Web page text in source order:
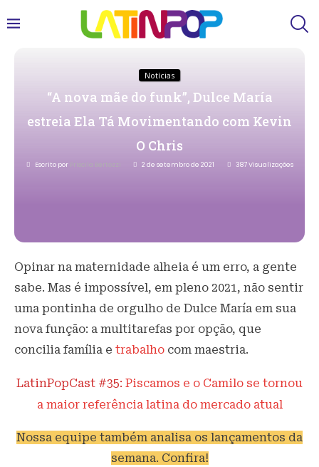
Notícias
“A nova mãe do funk”, Dulce María
estreia Ela Tá Movimentando com Kevin
O Chris
Escrito por 2 de setembro de 2021 387Visualizações
Opinar na maternidade alheia é um erro, a gente
sabe. Mas é impossível, em pleno 2021, não sentir
uma pontinha de orgulho de Dulce María em sua
nova função: a multitarefas por opção, que
concilia família e trabalho com maestria.
LatinPopCast #35: Piscamos e o Camilo se tornou
a maior referência latina do mercado atual
Nossa equipe também analisa os lançamentos da
semana. Confira!